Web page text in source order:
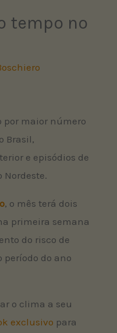
tempo no
por maior número
Brasil,
e episódios de
, o mês terá dois
primeira semana
do risco de
período do ano
o clima a seu
exclusivo para